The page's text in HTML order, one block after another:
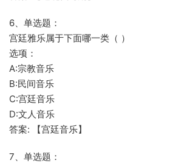
6、单选题：
宫廷雅乐属于下面哪一类（ ）
选项：
A:宗教音乐
B:民间音乐
C:宫廷音乐
D:文人音乐
答案: 【宫廷音乐】
7、单选题：